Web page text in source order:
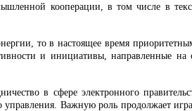
кооперации, в том числе в
то в настоящее время
и инициативы, направленные на
в сфере электронного
Важную роль продолжает